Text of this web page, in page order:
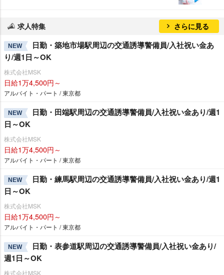
求人特集 さらに見る
NEW
日勤・築地市場駅周辺の交通誘導警備員/入社祝い金あ
り/週1日～OK
株式会社MSK
日給1万4,500円～
アルバイト・パート / 東京都
NEW
日勤・田端駅周辺の交通誘導警備員/入社祝い金あり/週1
日～OK
株式会社MSK
日給1万4,500円～
アルバイト・パート / 東京都
NEW
日勤・練馬駅周辺の交通誘導警備員/入社祝い金あり/週1
日～OK
株式会社MSK
日給1万4,500円～
アルバイト・パート / 東京都
NEW
日勤・表参道駅周辺の交通誘導警備員/入社祝い金あり/
週1日～OK
株式会社MSK